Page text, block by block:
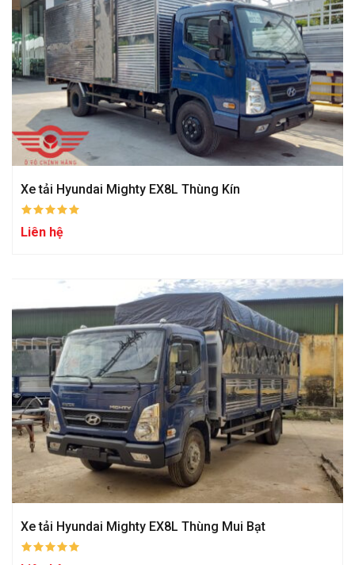
Xe tải Hyundai Mighty EX8L Thùng Kín
Liên hệ
Xe tải Hyundai Mighty EX8L Thùng Mui Bạt